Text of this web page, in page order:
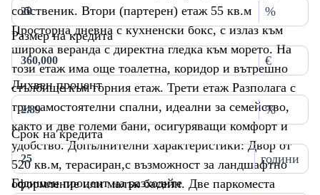
собственик. Втори (партерен) етаж 55 кв.м
Просторна дневна с кухненски бокс, с излаз към
широка веранда с директна гледка към морето. На
този етаж има още тоалетна, коридор и вътрешно
стълбище към горния етаж. Трети етаж Разполага с
три самостоятелни спални, идеални за семейство,
както и две големи бани, осигуряващи комфорт и
удобство. Допълнителни характеристики: Двор от
520 кв.м, терасиран,с възможност за ландшафтно
оформление или малък басейн. Две паркоместа
%
Размер на кредита
€
Лихвен процент
%
Срок на кредита
години
Годишен процент на разходите